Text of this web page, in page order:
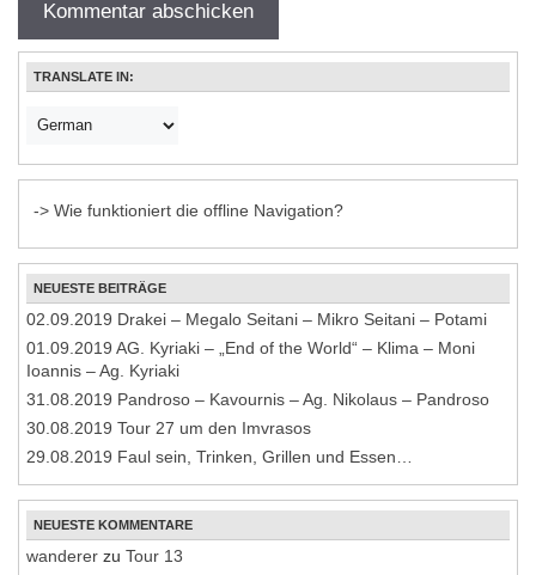
TRANSLATE IN:
-> Wie funktioniert die offline Navigation?
NEUESTE BEITRÄGE
02.09.2019 Drakei – Megalo Seitani – Mikro Seitani – Potami
01.09.2019 AG. Kyriaki – „End of the World“ – Klima – Moni
Ioannis – Ag. Kyriaki
31.08.2019 Pandroso – Kavournis – Ag. Nikolaus – Pandroso
30.08.2019 Tour 27 um den Imvrasos
29.08.2019 Faul sein, Trinken, Grillen und Essen…
NEUESTE KOMMENTARE
wanderer zu Tour 13